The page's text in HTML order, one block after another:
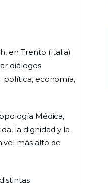
en Trento (Italia)
diálogos
política, economía,
Médica,
la dignidad y la
más alto de